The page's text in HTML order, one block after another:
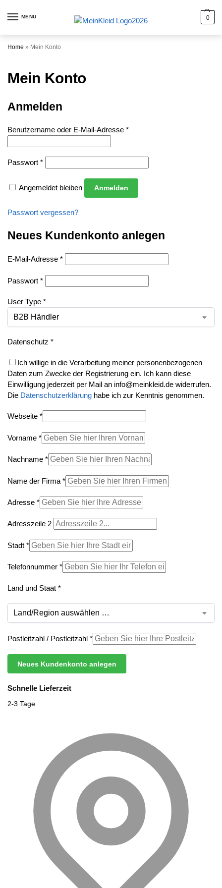
MENÜ 0
Home » Mein Konto
Mein Konto
Anmelden
Benutzername oder E-Mail-Adresse *
Passwort *
Angemeldet bleiben Anmelden
Passwort vergessen?
Neues Kundenkonto anlegen
E-Mail-Adresse *
Passwort *
User Type *
Datenschutz *
Ich willige in die Verarbeitung meiner personenbezogenen
Daten zum Zwecke der Registrierung ein. Ich kann diese
Einwilligung jederzeit per Mail an info@meinkleid.de widerrufen.
Die Datenschutzerklärung habe ich zur Kenntnis genommen.
Webseite *
Vorname *
Nachname *
Name der Firma *
Adresse *
Adresszeile 2
Stadt *
Telefonnummer *
Land und Staat *
Postleitzahl / Postleitzahl *
Neues Kundenkonto anlegen
Schnelle Lieferzeit
2-3 Tage